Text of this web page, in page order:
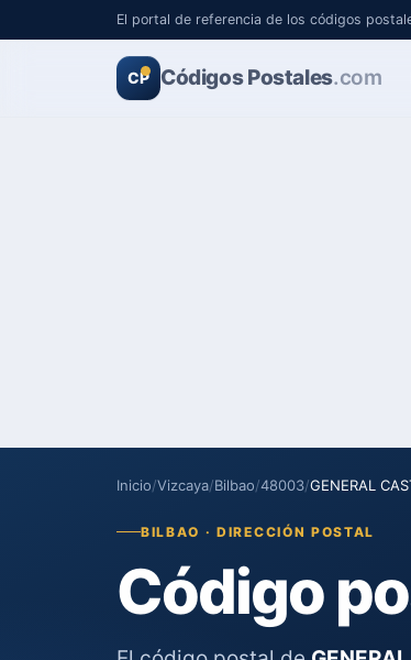
El portal de referencia de los códigos
CP Códigos Postales.com
Inicio/Vizcaya/Bilbao/48003/GENERAL
BILBAO · DIRECCIÓN POSTAL
Código